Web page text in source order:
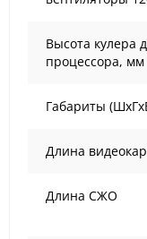
Высота кулера
процессора, мм
Габариты
Длина
Длина СЖО